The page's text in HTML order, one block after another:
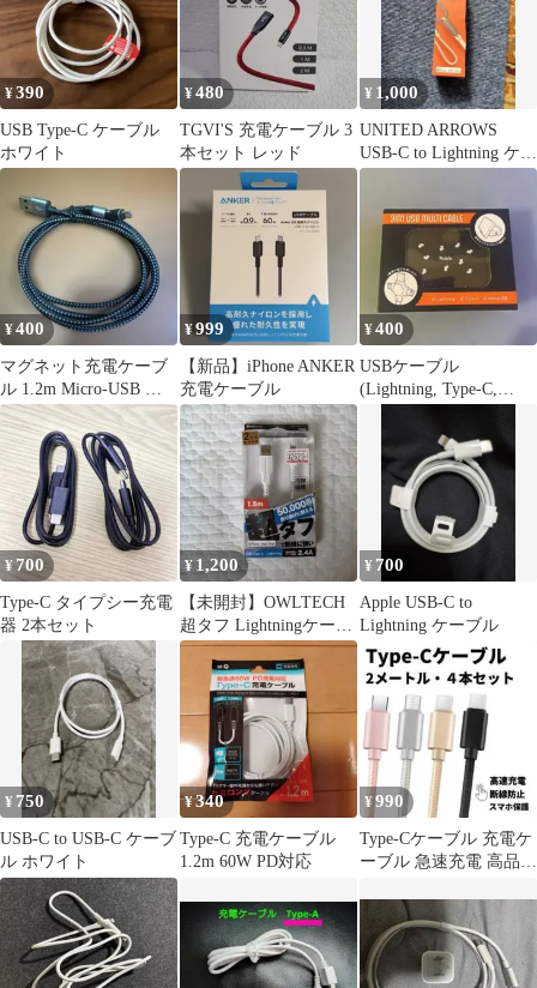
¥390
USB Type-C ケーブル
ホワイト
¥480
TGVI'S 充電ケーブル 3
本セット レッド
¥ 1,000
UNITED ARROWS
USB-C to Lightning ケー
ブル
¥400
マグネット充電ケーブ
ル 1.2m Micro-USB コ
ネクタ付き
¥999
【新品】iPhone ANKER
充電ケーブル
¥400
USBケーブル
(Lightning, Type-C,
¥700
Type-C タイプシー充電
器 2本セット
¥ 1,200
【未開封】OWLTECH
超タフ Lightningケーブ
ル 1.5m シルバー
¥ 700
Apple USB-C to
Lightning ケーブル
¥ 750
USB-C to USB-C ケーブ
ル ホワイト
¥340
Type-C 充電ケーブル
1.2m 60W PD対応
¥990
Type-Cケーブル 充電ケ
ーブル 急速充電 高品質